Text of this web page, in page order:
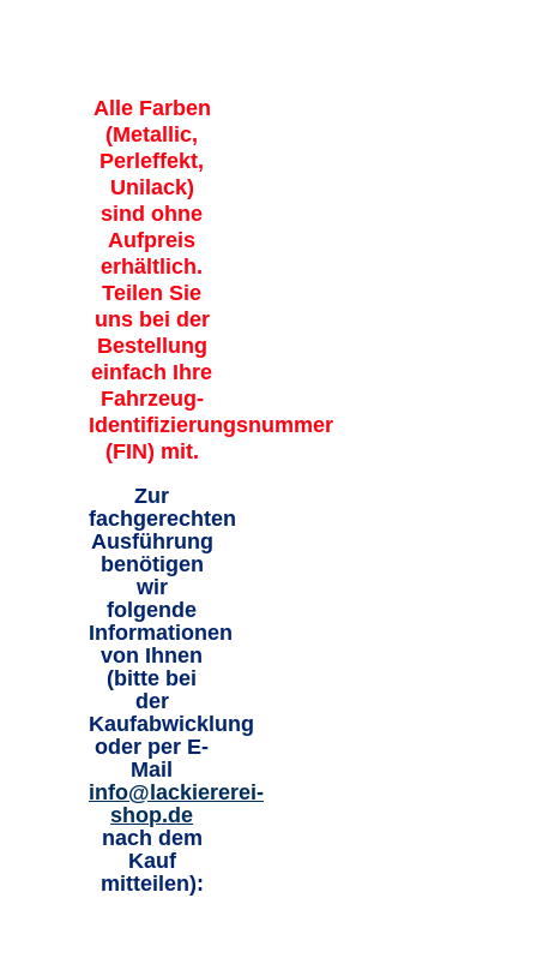
Alle Farben
(Metallic,
Perleffekt,
Unilack)
sind ohne
Aufpreis
erhältlich.
Teilen Sie
uns bei der
Bestellung
einfach Ihre
Fahrzeug-
Identifizierungsnummer
(FIN) mit.
Zur
fachgerechten
Ausführung
benötigen
wir
folgende
Informationen
von Ihnen
(bitte bei
der
Kaufabwicklung
oder per E-
Mail
info@lackiererei-
shop.de
nach dem
Kauf
mitteilen):